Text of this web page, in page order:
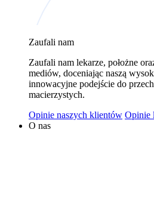
wykorzystywaniem plików
siedzibą w Warszawie.
danych mogą być także nasi
temat wykorzystywanych plików
danych osobowych, w tym o
znajduje się wPolityce
Zaufali nam
Zaufali nam lekarze, położne
mediów, doceniając naszą
innowacyjne podejście do
macierzystych.
Opinie naszych klientów Opinie
O nas